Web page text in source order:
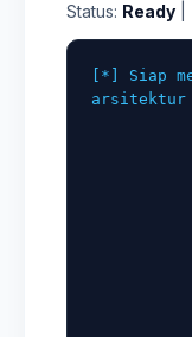
Status: Ready
[*] Siap
arsitektur